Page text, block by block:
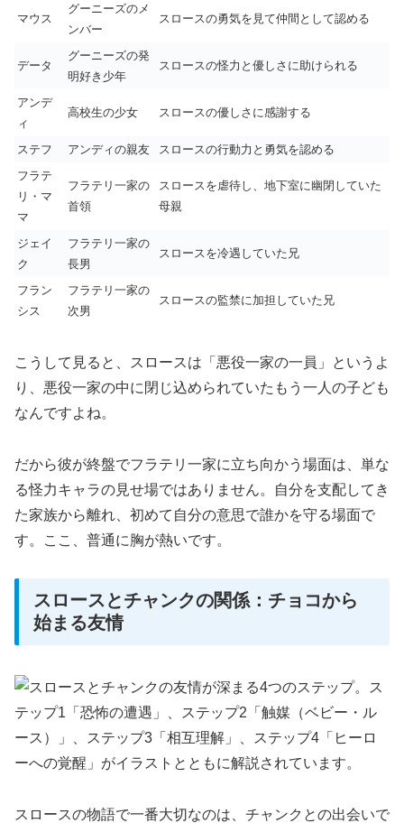
マウス
グーニーズのメ
ンバー
スロースの勇気を見て仲間として認める
データ
グーニーズの発
明好き少年
スロースの怪力と優しさに助けられる
アンデ
ィ
高校生の少女 スロースの優しさに感謝する
ステフ アンディの親友
スロースの行動力と勇気を認める
フラテ
リ・マ
マ
フラテリ一家の
首領
スロースを虐待し、地下室に幽閉していた
母親
ジェイ
ク
フラテリ一家の
長男
スロースを冷遇していた兄
フラン
シス
フラテリ一家の
次男
スロースの監禁に加担していた兄
こうして見ると、スロースは「悪役一家の一員」というよ
り、悪役一家の中に閉じ込められていたもう一人の子ども
なんですよね。
だから彼が終盤でフラテリ一家に立ち向かう場面は、単な
る怪力キャラの見せ場ではありません。自分を支配してき
た家族から離れ、初めて自分の意思で誰かを守る場面で
す。ここ、普通に胸が熱いです。
スロースとチャンクの関係：チョコから
始まる友情
スロースの物語で一番大切なのは、チャンクとの出会いで